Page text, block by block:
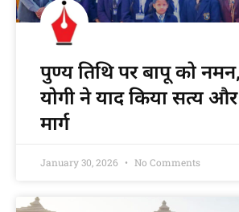
पुण्य तिथि पर बापू को
योगी ने याद किया सत्य
मार्ग
January 30, 2026 No Comments